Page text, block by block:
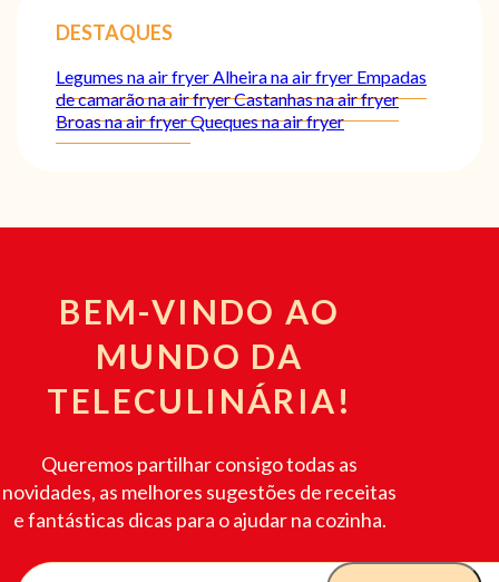
DESTAQUES
Legumes na air fryerAlheira na air fryer Empadas
de camarão na air fryerCastanhas na air fryer
Broas na air fryerQueques na air fryer
BEM-VINDO AO
MUNDO DA
TELECULINÁRIA!
Queremos partilhar consigo todas as
novidades, as melhores sugestões de receitas
e fantásticas dicas para o ajudar na cozinha.